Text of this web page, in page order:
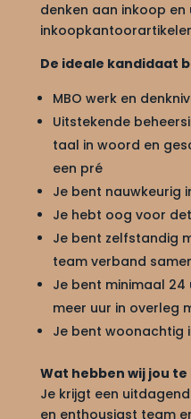
denken aan inkoop
De ideale kandidaat
MBO werk en
Uitstekende
taal in woord en
een pré
Je bent nauwkeurig
Je hebt oog voor
Je bent zelfstandig
team verband
Je bent minimaal
meer uur in overleg
Je bent woonachtig
Wat hebben wij jou te
Je krijgt een
en enthousiast team